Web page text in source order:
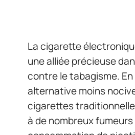
La cigarette
une alliée précieuse
contre le tabagisme.
alternative moins
cigarettes
à de nombreux